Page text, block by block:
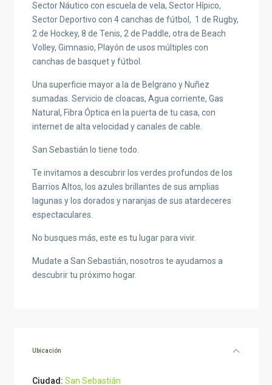
Sector Náutico con escuela de vela, Sector Hípico,
Sector Deportivo con 4 canchas de fútbol, 1 de Rugby,
2 de Hockey, 8 de Tenis, 2 de Paddle, otra de Beach
Volley, Gimnasio, Playón de usos múltiples con
canchas de basquet y fútbol.
Una superficie mayor a la de Belgrano y Nuñez
sumadas. Servicio de cloacas, Agua corriente, Gas
Natural, Fibra Óptica en la puerta de tu casa, con
internet de alta velocidad y canales de cable.
San Sebastián lo tiene todo.
Te invitamos a descubrir los verdes profundos de los
Barrios Altos, los azules brillantes de sus amplias
lagunas y los dorados y naranjas de sus atardeceres
espectaculares.
No busques más, este es tu lugar para vivir.
Mudate a San Sebastián, nosotros te ayudamos a
descubrir tu próximo hogar.
Ubicación
Ciudad: San Sebastián